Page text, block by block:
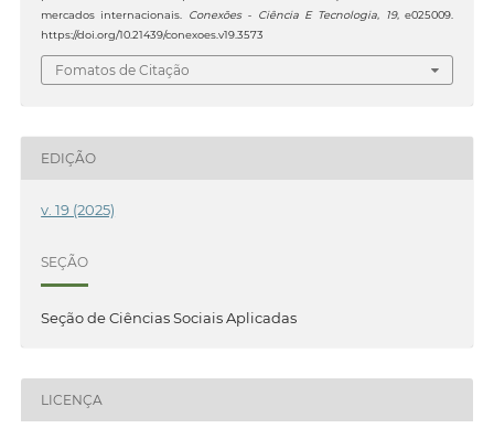
mercados internacionais.
Conexões - Ciência E Tecnologia, 19, e025009.
https://doi.org/10.21439/conexoes.v19.3573
Fomatos de Citação
EDIÇÃO
v. 19 (2025)
SEÇÃO
Seção de Ciências Sociais Aplicadas
LICENÇA